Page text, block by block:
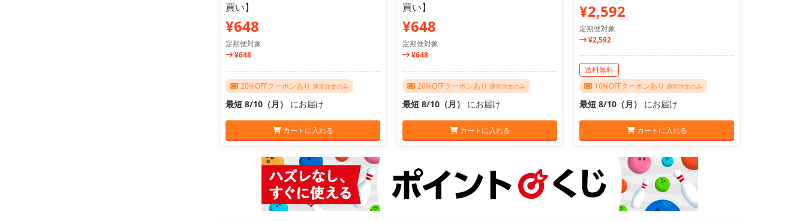
買い】
¥648
定期便対象
¥648
20%OFFクーポンあり 通常注文のみ
最短 8/10（月） にお届け
カートに入れる
買い】
¥648
定期便対象
¥648
20%OFFクーポンあり 通常注文のみ
最短 8/10（月） にお届け
カートに入れる
¥2,592
定期便対象
¥2,592
送料無料
10%OFFクーポンあり 通常注文のみ
最短 8/10（月） にお届け
カートに入れる